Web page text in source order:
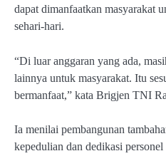
dapat dimanfaatkan masyarakat
sehari-hari.
“Di luar anggaran yang ada,
lainnya untuk masyarakat. Itu
bermanfaat,” kata Brigjen TNI
Ia menilai pembangunan
kepedulian dan dedikasi